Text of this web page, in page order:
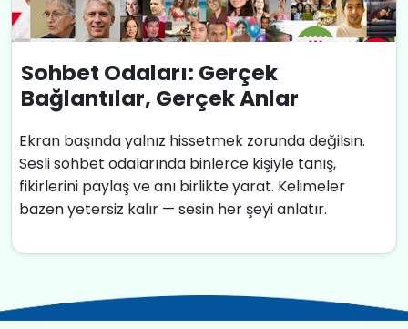
Sohbet Odaları: Gerçek
Bağlantılar, Gerçek Anlar
Ekran başında yalnız hissetmek zorunda değilsin.
Sesli sohbet odalarında binlerce kişiyle tanış,
fikirlerini paylaş ve anı birlikte yarat. Kelimeler
bazen yetersiz kalır — sesin her şeyi anlatır.